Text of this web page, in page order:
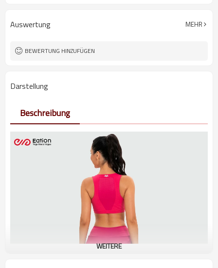
Auswertung MEHR
BEWERTUNG HINZUFÜGEN
Darstellung
Beschreibung
WEITERE